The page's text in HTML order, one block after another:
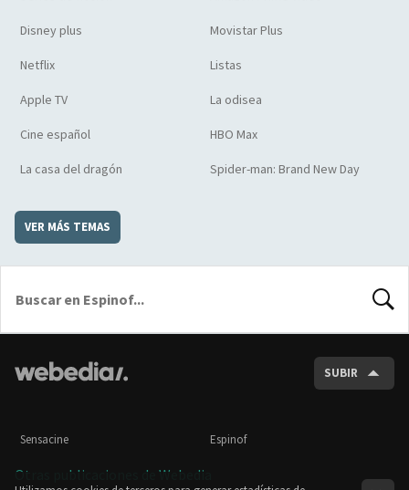
Disney plus Movistar Plus
Netflix Listas
Apple TV La odisea
Cine español HBO Max
La casa del dragón Spider-man: Brand New Day
VER MÁS TEMAS
SUBIR
Sensacine Espinof
Otras publicaciones de Webedia